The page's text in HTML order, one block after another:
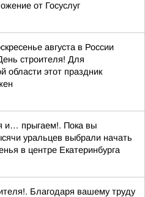
от Госуслуг
августа в России
строителя! Для
области этот праздник
и… прыгаем!. Пока вы
уральцев выбрали начать
в центре Екатеринбурга
Благодаря вашему труду